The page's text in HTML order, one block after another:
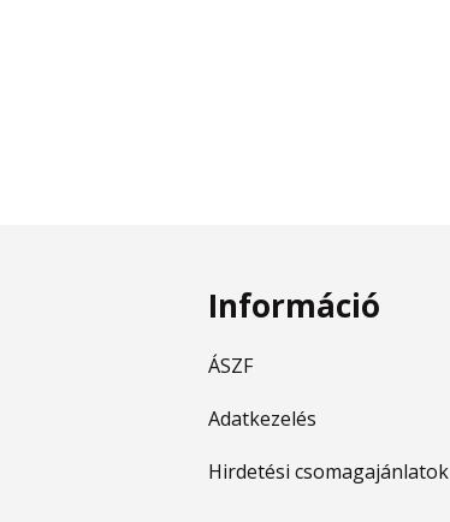
Információ
ÁSZF
Adatkezelés
Hirdetési csomagajánlatok